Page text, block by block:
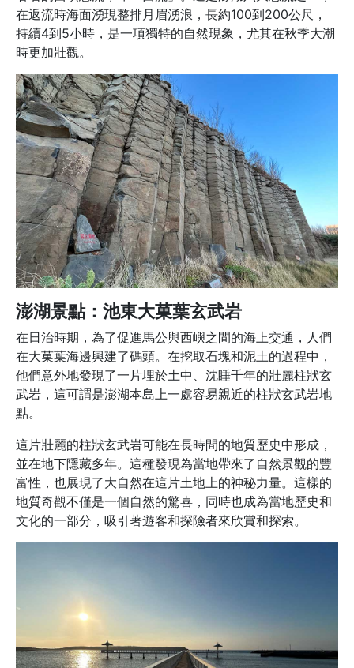
在返流時海面湧現整排月眉湧浪，長約100到200公尺，
持續4到5小時，是一項獨特的自然現象，尤其在秋季大潮
時更加壯觀。
澎湖景點：池東大菓葉玄武岩
在日治時期，為了促進馬公與西嶼之間的海上交通，人們
在大菓葉海邊興建了碼頭。在挖取石塊和泥土的過程中，
他們意外地發現了一片埋於土中、沈睡千年的壯麗柱狀玄
武岩，這可謂是澎湖本島上一處容易親近的柱狀玄武岩地
點。
這片壯麗的柱狀玄武岩可能在長時間的地質歷史中形成，
並在地下隱藏多年。這種發現為當地帶來了自然景觀的豐
富性，也展現了大自然在這片土地上的神秘力量。這樣的
地質奇觀不僅是一個自然的驚喜，同時也成為當地歷史和
文化的一部分，吸引著遊客和探險者來欣賞和探索。